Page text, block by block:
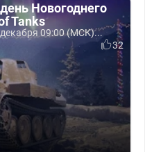
Новогоднего
Tanks
09:00 (МСК)...
32